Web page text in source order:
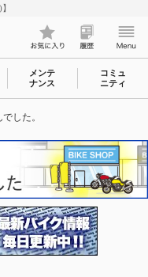
メンテ
ナンス
コミュ
ニティ
した。